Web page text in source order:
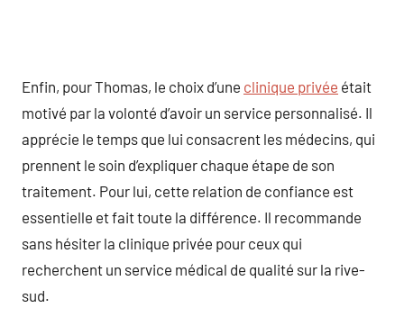
Enfin, pour Thomas, le choix d’une clinique privée était
motivé par la volonté d’avoir un service personnalisé. Il
apprécie le temps que lui consacrent les médecins, qui
prennent le soin d’expliquer chaque étape de son
traitement. Pour lui, cette relation de confiance est
essentielle et fait toute la différence. Il recommande
sans hésiter la clinique privée pour ceux qui
recherchent un service médical de qualité sur la rive-
sud.